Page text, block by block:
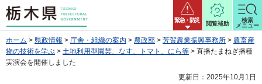
栃木県 緊急・防災
閲覧補助
検索
メニュー
ホーム > 県政情報 > 庁舎・組織の案内 > 農政部 > 芳賀農業振興事務所 > 農畜産
物の技術を学ぶ > 土地利用型園芸、なす、トマト、にら等 > 直播たまねぎ播種
実演会を開催しました
更新日：2025年10月1日